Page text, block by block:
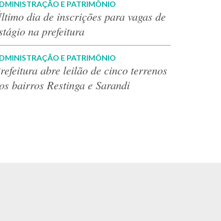
E PATRIMÔNIO
dia de inscrições para vagas de
na prefeitura
E PATRIMÔNIO
abre leilão de cinco terrenos
bairros Restinga e Sarandi